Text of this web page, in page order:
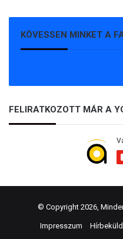
KÖVESSEN MINKET A
FELIRATKOZOTT MÁR A
© Copyright 2026,
Impresszum